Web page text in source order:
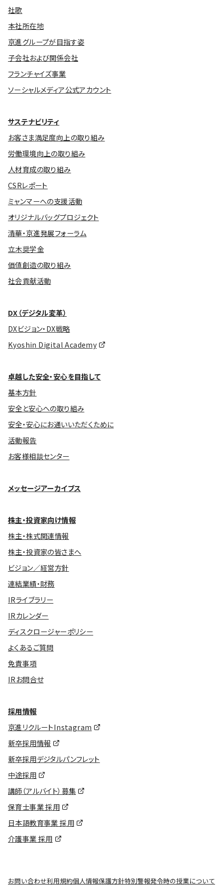
社歌
本社所在地
京進グループが目指す姿
子会社および関係会社
フランチャイズ事業
ソーシャルメディア公式アカウント
サステナビリティ
お客さま満足度向上の取り組み
労働環境向上の取り組み
人材育成の取り組み
CSRレポート
ミャンマーへの支援活動
オリジナルバッグプロジェクト
清華・京進発展フォーラム
立木奨学金
価値創造の取り組み
社会貢献活動
DX（デジタル変革）
DXビジョン・DX戦略
Kyoshin Digital Academy
卓越した安全・安心を目指して
基本方針
安全と安心への取り組み
安全・安心にお通いいただくために
活動報告
お客様相談センター
メッセージアーカイブス
株主・投資家向け情報
株主・株式関連情報
株主・投資家の皆さまへ
ビジョン／経営方針
連結業績・財務
IRライブラリー
IRカレンダー
ディスクロージャーポリシー
よくあるご質問
免責事項
IRお問合せ
採用情報
京進リクルートInstagram
新卒採用情報
新卒採用デジタルパンフレット
中途採用
講師（アルバイト）募集
保育士事業 採用
日本語教育事業 採用
介護事業 採用
お問い合わせ利用規約個人情報保護方針特別警報発令時の授業について